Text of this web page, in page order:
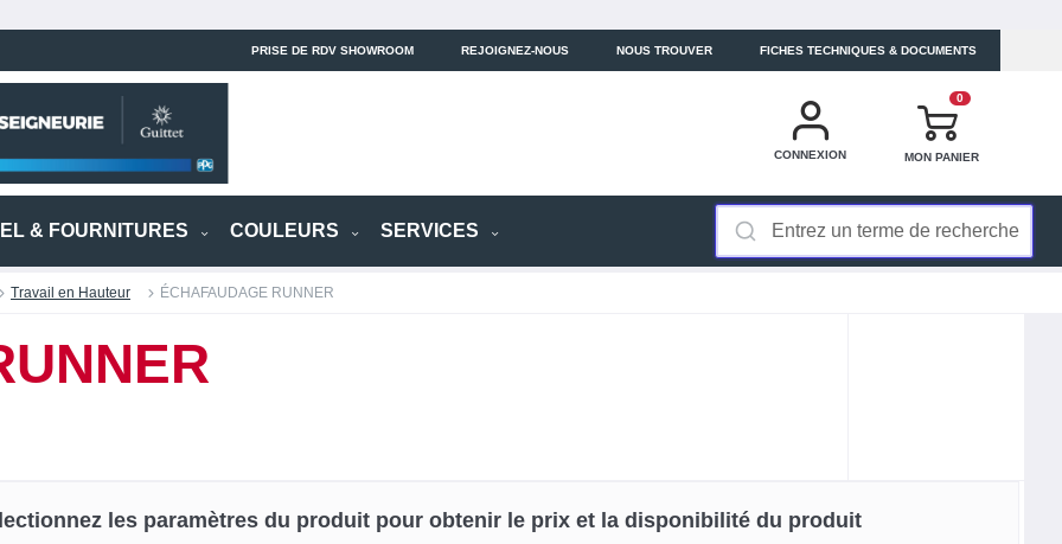
PRISE DE RDV SHOWROOM REJOIGNEZ-NOUS NOUS TROUVER FICHES TECHNIQUES & DOCUMENTS
CONNEXION
0
MON PANIER
& FOURNITURES COULEURS SERVICES
Travail en Hauteur ÉCHAFAUDAGE RUNNER
les paramètres du produit pour obtenir le prix et la disponibilité du produit